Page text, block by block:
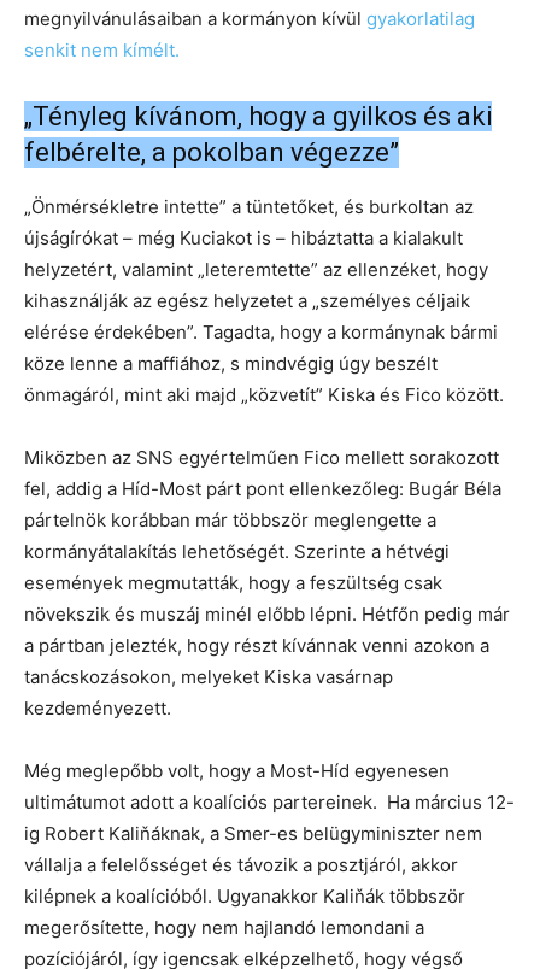
megnyilvánulásaiban a kormányon kívül gyakorlatilag
senkit nem kímélt.
„Tényleg kívánom, hogy a gyilkos és aki
felbérelte, a pokolban végezze”
„Önmérsékletre intette” a tüntetőket, és burkoltan az
újságírókat – még Kuciakot is – hibáztatta a kialakult
helyzetért, valamint „leteremtette” az ellenzéket, hogy
kihasználják az egész helyzetet a „személyes céljaik
elérése érdekében”. Tagadta, hogy a kormánynak bármi
köze lenne a maffiához, s mindvégig úgy beszélt
önmagáról, mint aki majd „közvetít” Kiska és Fico között.
Miközben az SNS egyértelműen Fico mellett sorakozott
fel, addig a Híd-Most párt pont ellenkezőleg: Bugár Béla
pártelnök korábban már többször meglengette a
kormányátalakítás lehetőségét. Szerinte a hétvégi
események megmutatták, hogy a feszültség csak
növekszik és muszáj minél előbb lépni. Hétfőn pedig már
a pártban jelezték, hogy részt kívánnak venni azokon a
tanácskozásokon, melyeket Kiska vasárnap
kezdeményezett.
Még meglepőbb volt, hogy a Most-Híd egyenesen
ultimátumot adott a koalíciós partereinek. Ha március 12-
ig Robert Kaliňáknak, a Smer-es belügyminiszter nem
vállalja a felelősséget és távozik a posztjáról, akkor
kilépnek a koalícióból. Ugyanakkor Kaliňák többször
megerősítette, hogy nem hajlandó lemondani a
pozíciójáról, így igencsak elképzelhető, hogy végső